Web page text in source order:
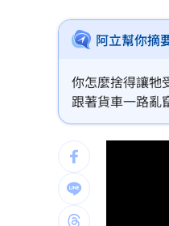
橘貓「阿
挺蘇巧慧
阿立幫你摘
你怎麼捨得讓牠
跟著貨車一路亂
上七萬五的罰單